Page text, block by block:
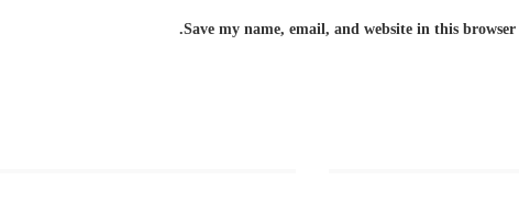
Save my name, email, and website in this